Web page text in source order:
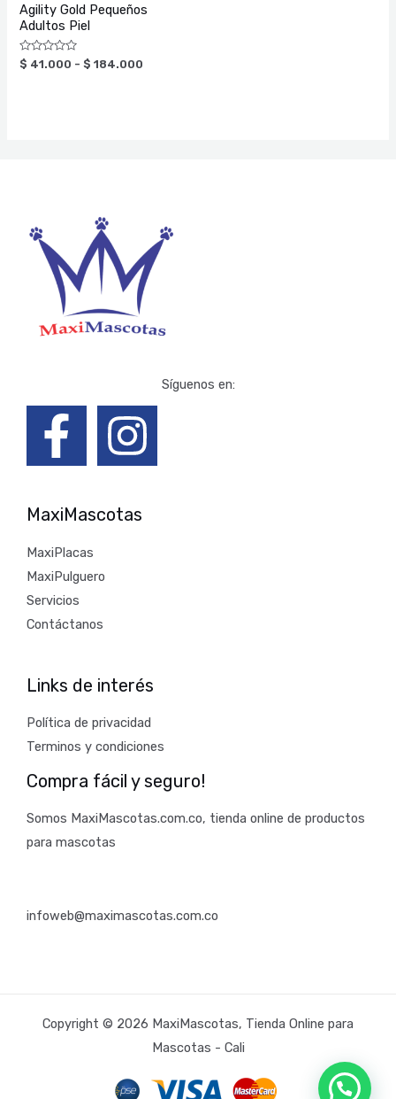
Agility Gold Pequeños
Adultos Piel
Valorado
con
$ 41.000 - $ 184.000
Síguenos en:
MaxiMascotas
MaxiPlacas
MaxiPulguero
Servicios
Contáctanos
Links de interés
Política de privacidad
Terminos y condiciones
Compra fácil y seguro!
Somos MaxiMascotas.com.co, tienda online de productos
para mascotas
infoweb@maximascotas.com.co
Copyright © 2026 MaxiMascotas, Tienda Online para
Mascotas - Cali